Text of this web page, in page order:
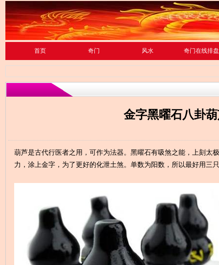
首页 奇门 风水 奇门在线排盘
金字黑曜石八卦
葫芦是古代行医者之用，可作为法器。黑曜石有吸煞之能，上刻太
力，涂上金字，为了更好的化泄土煞。单数为阳数，所以最好用三